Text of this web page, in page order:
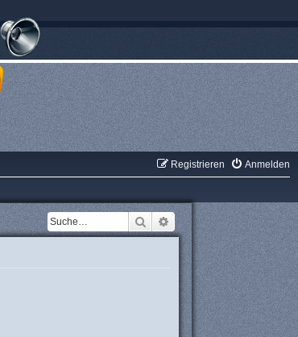
Anmelden
Registrieren
Suche Erweiterte Suche